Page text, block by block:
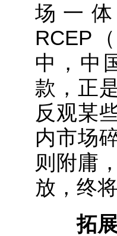
场一
RCEP
中，中
款，正
反观某
内市场
则附庸
放，终
拓展